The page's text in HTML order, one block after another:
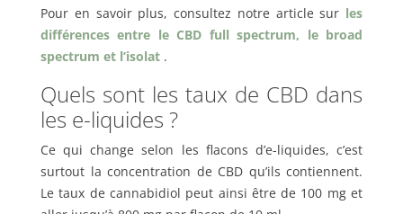
Pour en savoir plus, consultez notre article sur les
différences entre le CBD full spectrum, le broad
spectrum et l’isolat .
Quels sont les taux de CBD dans
les e-liquides ?
Ce qui change selon les flacons d’e-liquides, c’est
surtout la concentration de CBD qu’ils contiennent.
Le taux de cannabidiol peut ainsi être de 100 mg et